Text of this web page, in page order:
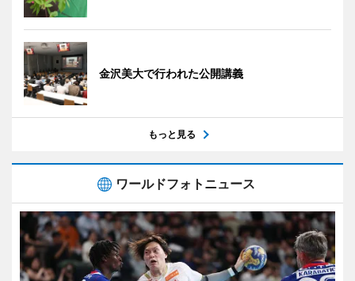
金沢美大で行われた公開講義
もっと見る
ワールドフォトニュース